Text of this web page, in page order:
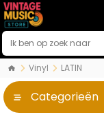
Vinyl LATIN
Categorieën